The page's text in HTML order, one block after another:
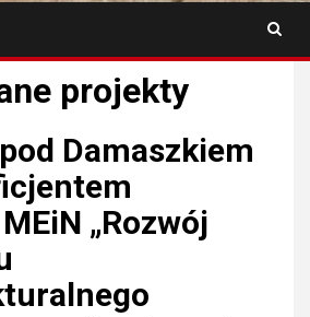
projekty
Damaszkiem
„Rozwój